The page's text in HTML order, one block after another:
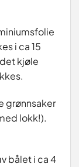
i ca 15
kjøle
grønnsaker
lokk!).
bålet i ca 4